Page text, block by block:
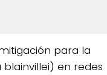
para la
blainvillei) en redes